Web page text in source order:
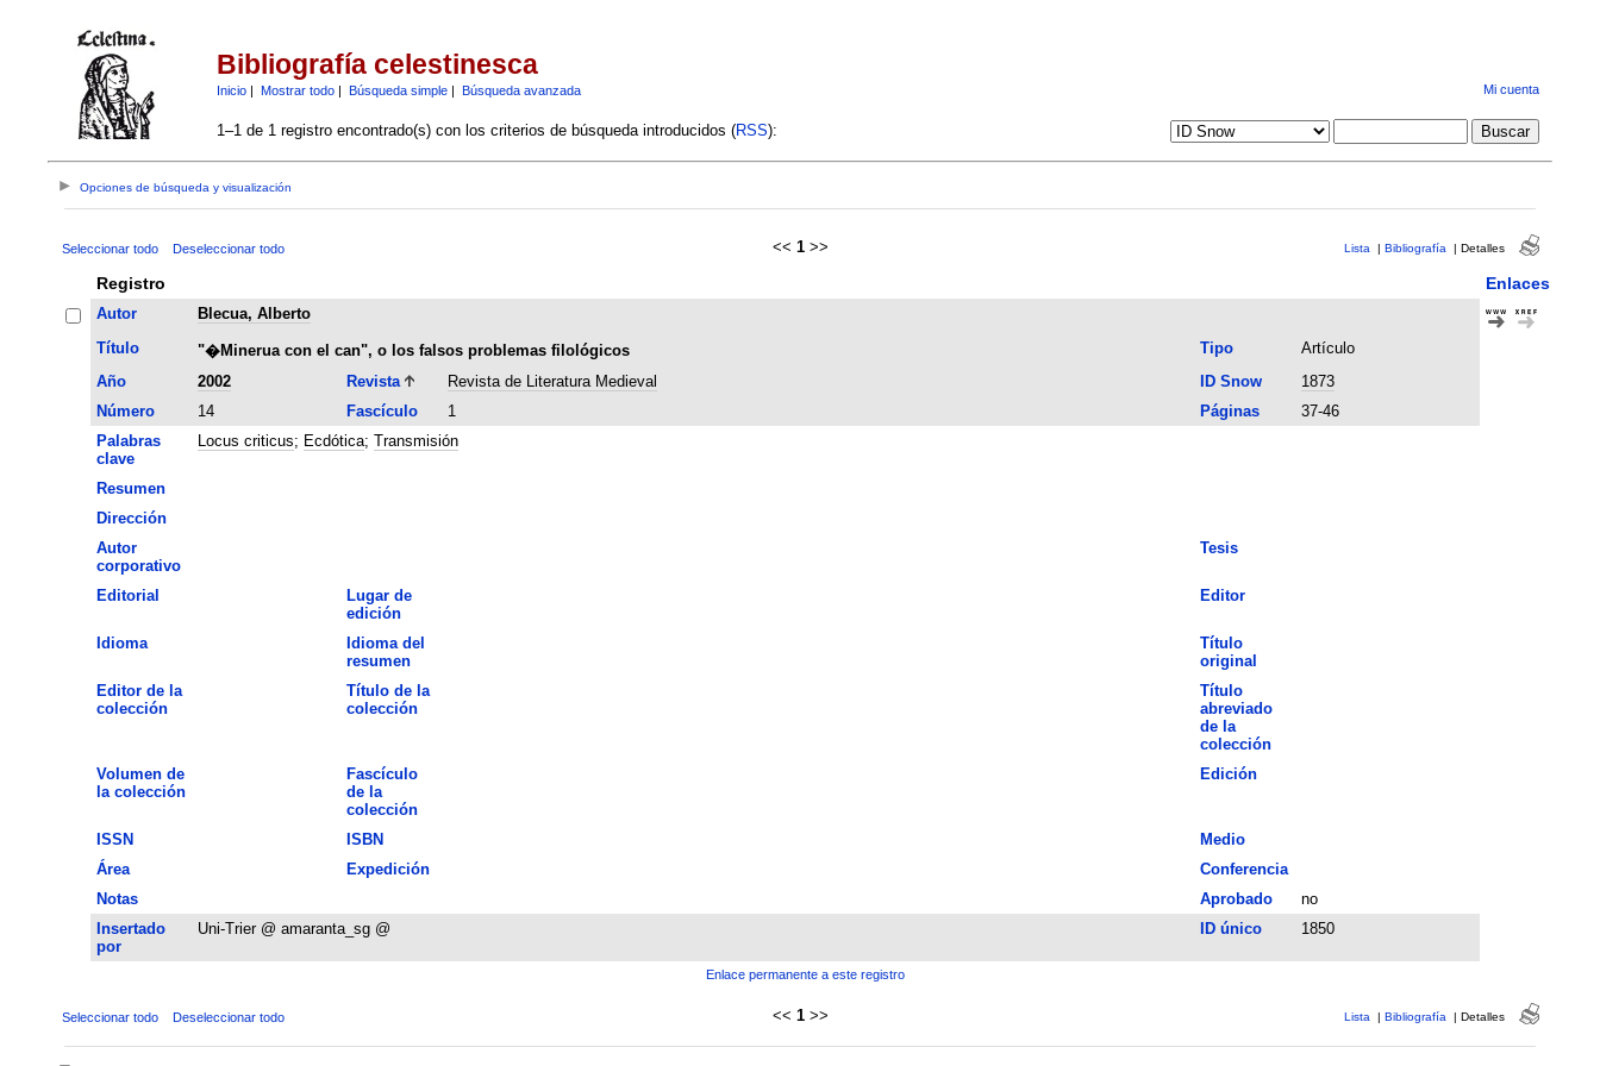
Bibliografía celestinesca
Inicio| Mostrar todo| Búsqueda simple| Búsqueda avanzada Mi cuenta
1–1 de 1 registro encontrado(s) con los criterios de búsqueda introducidos (RSS):
Opciones de búsqueda y visualización
Seleccionar todo Deseleccionar todo << 1 >> Lista | Bibliografía | Detalles
Registro Enlaces
Autor
Blecua, Alberto
Título
"�Minerua con el can", o los falsos problemas filológicos Tipo
Artículo
Año
2002 Revista Revista de Literatura Medieval ID Snow
1873
Número
14 Fascículo 1 Páginas
37-46
Palabras
clave
Locus criticus; Ecdótica; Transmisión
Resumen
Dirección
Autor
corporativo
Tesis
Editorial
Lugar de
edición
Editor
Idioma
Idioma del
resumen
Título
original
Editor de la
colección
Título de la
colección
Título
abreviado
de la
colección
Volumen de
la colección
Fascículo
de la
colección
Edición
ISSN ISBN
Medio
Área
Expedición
Conferencia
Notas
Aprobado
no
Insertado
por
Uni-Trier @ amaranta_sg @ ID único 1850
Enlace permanente a este registro
Seleccionar todo Deseleccionar todo << 1 >> Lista | Bibliografía | Detalles